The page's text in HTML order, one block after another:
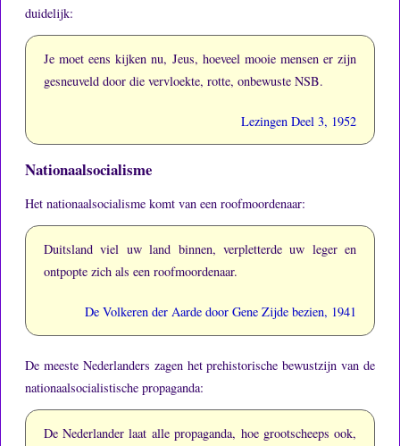
duidelijk:
Je moet eens kijken nu, Jeus, hoeveel mooie mensen er zijn
gesneuveld door die vervloekte, rotte, onbewuste NSB.
Lezingen Deel 3, 1952
Nationaalsocialisme
Het nationaalsocialisme komt van een roofmoordenaar:
Duitsland viel uw land binnen, verpletterde uw leger en
ontpopte zich als een roofmoordenaar.
De Volkeren der Aarde door Gene Zijde bezien, 1941
De meeste Nederlanders zagen het prehistorische bewustzijn van de
nationaalsocialistische propaganda:
De Nederlander laat alle propaganda, hoe grootscheeps ook,